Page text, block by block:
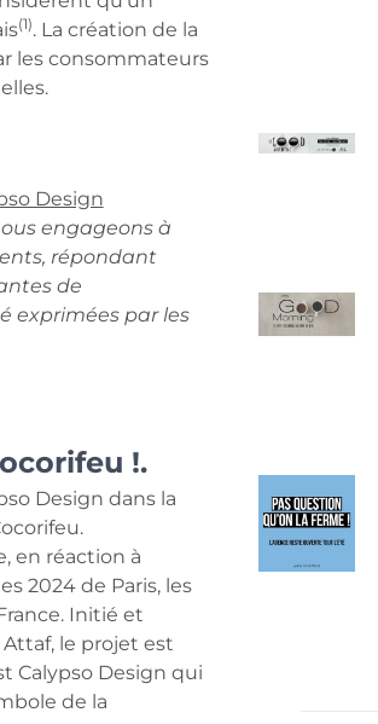
(1). La création de la
les consommateurs
Design
engageons à
répondant
de
exprimées par les
!.
Design dans la
en réaction à
2024 de Paris, les
Initié et
Attaf, le projet est
Calypso Design qui
de la